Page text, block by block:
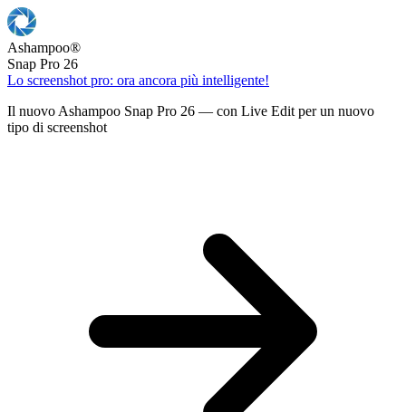
Ashampoo®
Snap Pro 26
Lo screenshot pro: ora ancora più intelligente!
Il nuovo Ashampoo Snap Pro 26 — con Live Edit per un nuovo
tipo di screenshot